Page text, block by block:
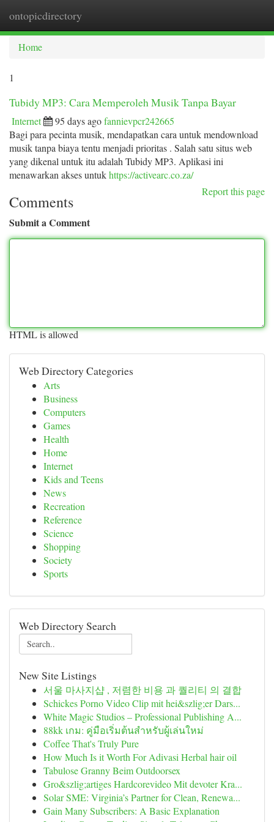
ontopicdirectory
Home
1
Tubidy MP3: Cara Memperoleh Musik Tanpa Bayar
Internet 95 days agofannievpcr242665
Bagi para pecinta musik, mendapatkan cara untuk mendownload
musik tanpa biaya tentu menjadi prioritas . Salah satu situs web
yang dikenal untuk itu adalah Tubidy MP3. Aplikasi ini
menawarkan akses untukhttps://activearc.co.za/
Report this page
Comments
Submit a Comment
HTML is allowed
Web Directory Categories
Arts
Business
Computers
Games
Health
Home
Internet
Kids and Teens
News
Recreation
Reference
Science
Shopping
Society
Sports
Web Directory Search
New Site Listings
서울 마사지샵 , 저렴한 비용 과 퀄리티 의 결합
Schickes Porno Video Clip mit hei&szlig;er Dars...
White Magic Studios – Professional Publishing A...
88kk เกม: คู่มือเริ่มต้นสำหรับผู้เล่นใหม่
Coffee That's Truly Pure
How Much Is it Worth For Adivasi Herbal hair oil
Tabulose Granny Beim Outdoorsex
Gro&szlig;artiges Hardcorevideo Mit devoter Kra...
Solar SME: Virginia’s Partner for Clean, Renewa...
Gain Many Subscribers: A Basic Explanation